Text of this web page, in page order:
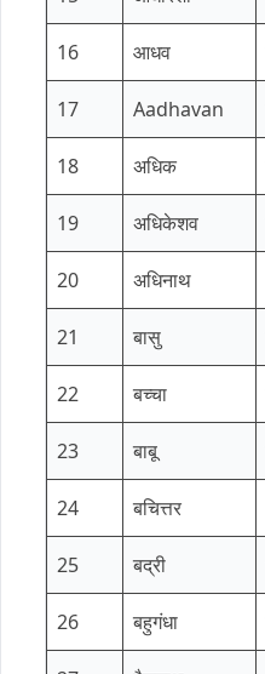
16 आधव
17 Aadhavan
18 अधिक
19 अधिकेशव
20 अधिनाथ
21 बासु
22 बच्चा
23 बाबू
24 बचित्तर
25 बद्री
26 बहुगंधा